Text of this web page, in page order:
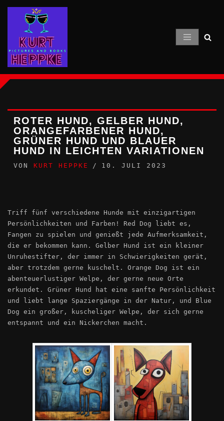
Inhalt
springen
ROTER HUND, GELBER HUND,
ORANGEFARBENER HUND,
GRÜNER HUND UND BLAUER
HUND IN LEICHTEN VARIATIONEN
VON KURT HEPPKE 10. JULI 2023
Triff fünf verschiedene Hunde mit einzigartigen
Persönlichkeiten und Farben! Red Dog liebt es,
Fangen zu spielen und genießt jede Aufmerksamkeit,
die er bekommen kann. Gelber Hund ist ein kleiner
Unruhestifter, der immer in Schwierigkeiten gerät,
aber trotzdem gerne kuschelt. Orange Dog ist ein
abenteuerlustiger Welpe, der gerne neue Orte
erkundet. Grüner Hund hat eine sanfte Persönlichkeit
und liebt lange Spaziergänge in der Natur, und Blue
Dog ein großer, kuscheliger Welpe, der sich gerne
entspannt und ein Nickerchen macht.